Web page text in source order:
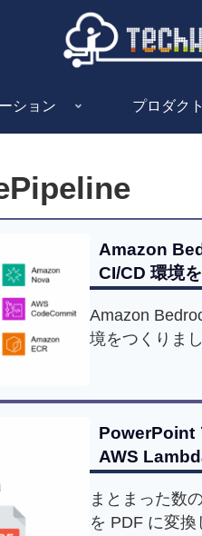
ション プロダクト
Amazon
CI/CD 環境
Amazon
境をつくりまし
PowerPoint
AWS
まとまった数
を PDF に変